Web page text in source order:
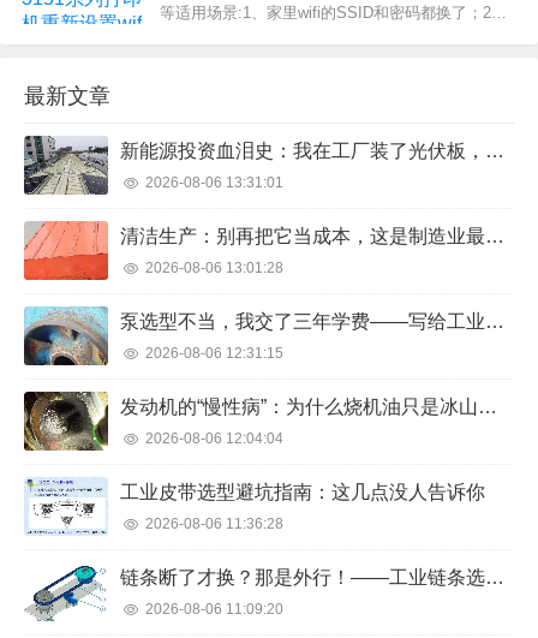
对比一下。 其实如果不...
等适用场景:1、家里wifi的SSID和密码都换了；2、
机direct网络的密码是默...
最新文章
新能源投资血泪史：我在工厂装了光伏板，三年后算了一笔总账
2026-08-06 13:31:01
清洁生产：别再把它当成本，这是制造业最划算的投资
2026-08-06 13:01:28
泵选型不当，我交了三年学费——写给工业人的避坑指南
2026-08-06 12:31:15
发动机的“慢性病”：为什么烧机油只是冰山一角？
2026-08-06 12:04:04
工业皮带选型避坑指南：这几点没人告诉你
2026-08-06 11:36:28
链条断了才换？那是外行！——工业链条选型与维护的那些糟心事
2026-08-06 11:09:20